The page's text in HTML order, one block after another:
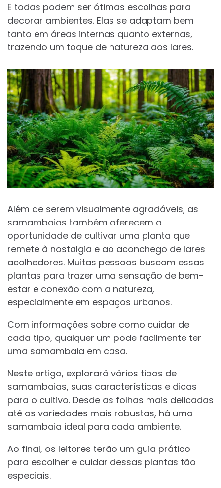
E todas podem ser ótimas escolhas para
decorar ambientes. Elas se adaptam bem
tanto em áreas internas quanto externas,
trazendo um toque de natureza aos lares.
Além de serem visualmente agradáveis, as
samambaias também oferecem a
oportunidade de cultivar uma planta que
remete à nostalgia e ao aconchego de lares
acolhedores. Muitas pessoas buscam essas
plantas para trazer uma sensação de bem-
estar e conexão com a natureza,
especialmente em espaços urbanos.
Com informações sobre como cuidar de
cada tipo, qualquer um pode facilmente ter
uma samambaia em casa.
Neste artigo, explorará vários tipos de
samambaias, suas características e dicas
para o cultivo. Desde as folhas mais delicadas
até as variedades mais robustas, há uma
samambaia ideal para cada ambiente.
Ao final, os leitores terão um guia prático
para escolher e cuidar dessas plantas tão
especiais.